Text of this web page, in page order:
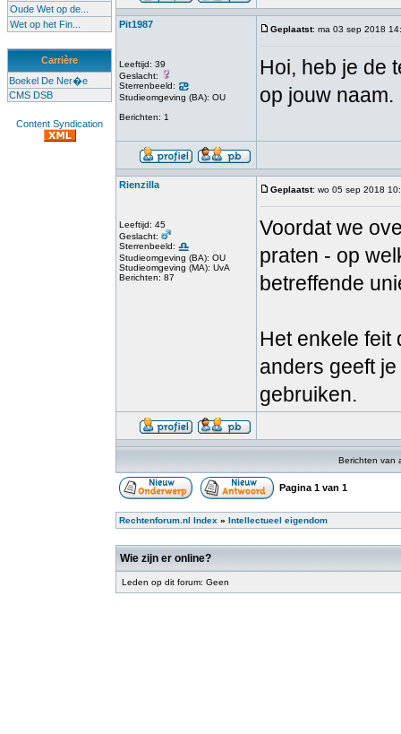
Oude Wet op de...
Wet op het Fin...
Carrière
Boekel De Ner�e
CMS DSB
Content Syndication
Pit1987
Leeftijd: 39
Geslacht:
Sterrenbeeld:
Studieomgeving (BA): OU
Berichten: 1
Geplaatst: ma 03 sep 2018
Hoi, heb je de
op jouw naam.
Rienzilla
Leeftijd: 45
Geslacht:
Sterrenbeeld:
Studieomgeving (BA): OU
Studieomgeving (MA): UvA
Berichten: 87
Geplaatst: wo 05 sep 2018
Voordat we
praten - op
betreffende
Het enkele feit
anders geeft
gebruiken.
Berichten van
Pagina 1 van 1
Rechtenforum.nl Index » Intellectueel eigendom
Wie zijn er online?
Leden op dit forum: Geen